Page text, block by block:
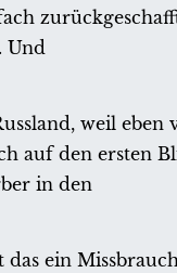
Und
weil eben
auf den ersten
in den
das ein